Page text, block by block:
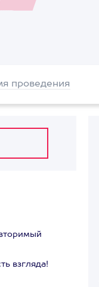
проведения
взгляда!